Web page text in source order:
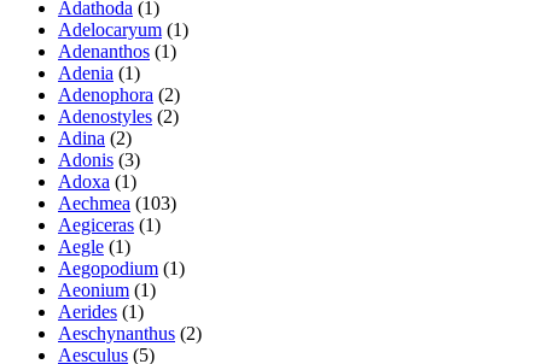
Adathoda (1)
Adelocaryum (1)
Adenanthos (1)
Adenia (1)
Adenophora (2)
Adenostyles (2)
Adina (2)
Adonis (3)
Adoxa (1)
Aechmea (103)
Aegiceras (1)
Aegle (1)
Aegopodium (1)
Aeonium (1)
Aerides (1)
Aeschynanthus (2)
Aesculus (5)